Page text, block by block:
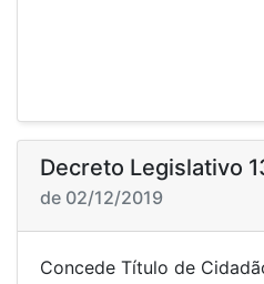
Decreto Legislativo
de 02/12/2019
Concede Título de